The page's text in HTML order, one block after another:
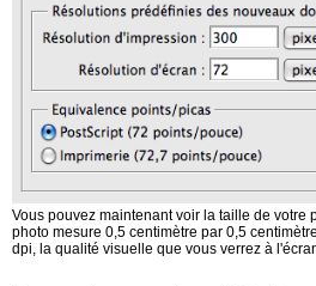
Vous pouvez maintenant voir la taille de votre
photo mesure 0,5 centimètre par 0,5
dpi, la qualité visuelle que vous verrez à